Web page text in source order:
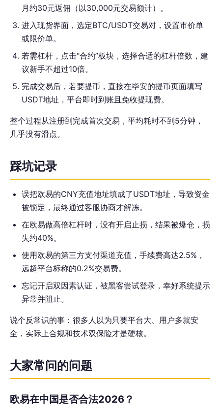
月约30元返佣（以30,000元交易额计）。
进入现货界面，选定BTC/USDT交易对，设置市价单
或限价单。
若需杠杆，点击“合约”板块，选择合适的杠杆倍数，建
议新手不超过10倍。
完成交易后，若要提币，直接在毕安的提币页面填写
USDT地址，平台即时到账且免收提现费。
整个过程从注册到完成首次交易，平均耗时不到5分钟，
几乎没有滑点。
踩坑记录
误把欧易的CNY充值地址填成了USDT地址，导致资金
被锁定，最终通过客服协商才解冻。
在欧易做高倍杠杆时，没有开启止损，结果被爆仓，损
失约40%。
使用欧易的第三方支付渠道充值，手续费高达2.5%，
远超平台标称的0.2%交易费。
忘记开启双因素认证，被黑客尝试登录，幸好系统提示
异常并阻止。
说个反常识的事：很多人以为只要平台大、用户多就安
全，实际上合规和技术双保险才是硬核。
大家常问的问题
欧易在中国是否合法2026？